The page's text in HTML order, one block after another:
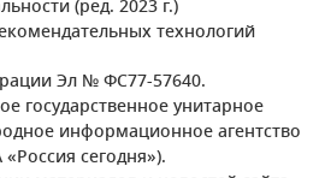
(ред. 2023 г.)
технологий
Эл № ФС77-57640.
государственное унитарное
информационное агентство
сегодня»).